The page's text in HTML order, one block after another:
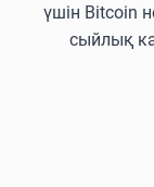
үшін Bitcoin
сыйлық